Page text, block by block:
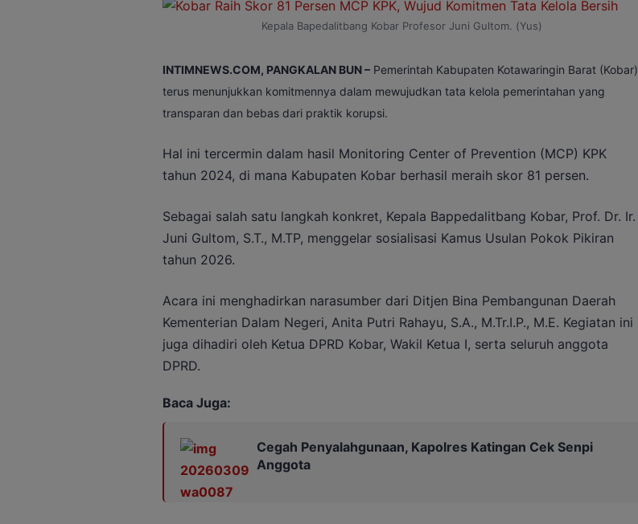
Kepala Bapedalitbang Kobar Profesor Juni Gultom. (Yus)
INTIMNEWS.COM, PANGKALAN BUN –Pemerintah Kabupaten Kotawaringin Barat (Kobar)
terus menunjukkan komitmennya dalam mewujudkan tata kelola pemerintahan yang
transparan dan bebas dari praktik korupsi.
Hal ini tercermin dalam hasil Monitoring Center of Prevention (MCP) KPK
tahun 2024, di mana Kabupaten Kobar berhasil meraih skor 81 persen.
Sebagai salah satu langkah konkret, Kepala Bappedalitbang Kobar, Prof. Dr. Ir.
Juni Gultom, S.T., M.TP, menggelar sosialisasi Kamus Usulan Pokok Pikiran
tahun 2026.
Acara ini menghadirkan narasumber dari Ditjen Bina Pembangunan Daerah
Kementerian Dalam Negeri, Anita Putri Rahayu, S.A., M.Tr.I.P., M.E. Kegiatan ini
juga dihadiri oleh Ketua DPRD Kobar, Wakil Ketua I, serta seluruh anggota
DPRD.
Baca Juga:
Cegah Penyalahgunaan, Kapolres Katingan Cek Senpi
Anggota